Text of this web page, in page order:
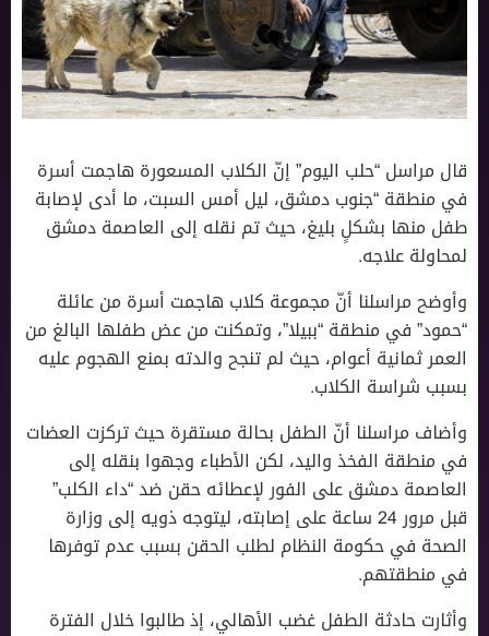
قال مراسل “حلب اليوم” إنّ الكلاب المسعورة هاجمت أسرة
في منطقة “جنوب دمشق، ليل أمس السبت، ما أدى لإصابة
طفل منها بشكلٍ بليغ، حيث تم نقله إلى العاصمة دمشق
لمحاولة علاجه.
وأوضح مراسلنا أنّ مجموعة كلاب هاجمت أسرة من عائلة
“حمود” في منطقة “ببيلا”، وتمكنت من عض طفلها البالغ من
العمر ثمانية أعوام، حيث لم تنجح والدته بمنع الهجوم عليه
بسبب شراسة الكلاب.
وأضاف مراسلنا أنّ الطفل بحالة مستقرة حيث تركزت العضات
في منطقة الفخذ واليد، لكن الأطباء وجهوا بنقله إلى
العاصمة دمشق على الفور لإعطائه حقن ضد “داء الكلب”
قبل مرور 24 ساعة على إصابته، ليتوجه ذويه إلى وزارة
الصحة في حكومة النظام لطلب الحقن بسبب عدم توفرها
في منطقتهم.
وأثارت حادثة الطفل غضب الأهالي، إذ طالبوا خلال الفترة